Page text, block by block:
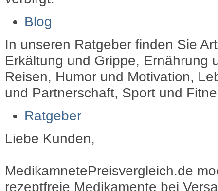
Blog
In unseren Ratgeber finden Sie
Erkältung und Grippe, Ernährung
Reisen, Humor und Motivation,
und Partnerschaft, Sport und
Ratgeber
Liebe Kunden,
MedikamnetePreisvergleich.de
rezeptfreie Medikamente bei